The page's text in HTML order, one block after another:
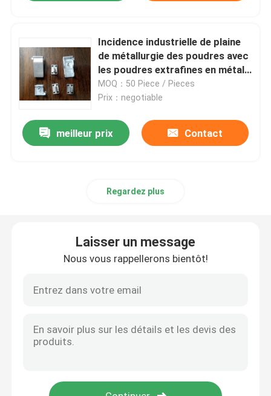
Incidence industrielle de plaine
de métallurgie des poudres avec
les poudres extrafines en métal
matérielles
MOQ：50 Piece / Pieces
Prix：negotiable
meilleur prix Contact
Regardez plus
Laisser un message
Nous vous rappellerons bientôt!